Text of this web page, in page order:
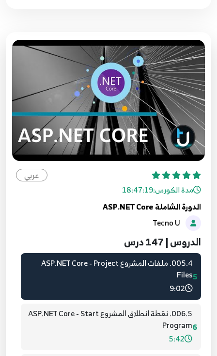
عربي
مدة الكورس:18:47:19
الدورة الشاملة ASP.NET Core
الدروس | 147 درس
1
001.مقدمة عن الدورة ASP.NET Core - Course
introduction
2:05
2
002.1. ما هو الاختلاف بين ASP.NET CORE VS
ASP.NET
13:26
3
003 2. تهيئة متطلبات التطوير ASP.NET Core Setup
Environment
004.3. اول مشروع ASP.NET Core - First Project
6:04
5
005.4. ملفات المشروع ASP.NET Core - Project
Files
9:02
6
006.5. نقطة انطلاق المشروع ASP.NET Core - Start
Program
5:42